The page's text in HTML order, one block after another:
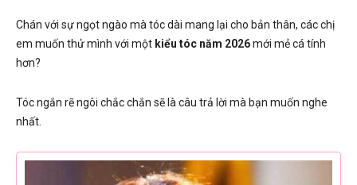
Chán với sự ngọt ngào mà tóc dài mang lại cho bản thân, các chị
em muốn thử mình với một kiểu tóc năm 2026mới mẻ cá tính
hơn?
Tóc ngắn rẽ ngôi chắc chắn sẽ là câu trả lời mà bạn muốn nghe
nhất.